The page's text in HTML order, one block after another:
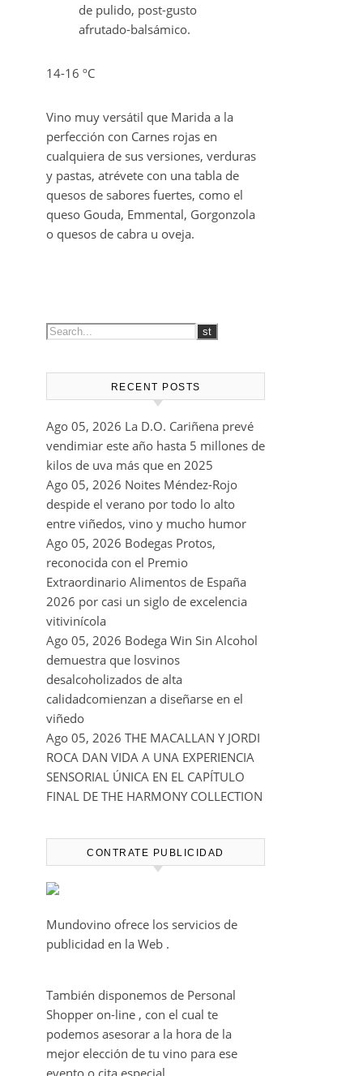
de pulido, post-gusto
afrutado-balsámico.
14-16 ºC
Vino muy versátil que Marida a la
perfección con Carnes rojas en
cualquiera de sus versiones, verduras
y pastas, atrévete con una tabla de
quesos de sabores fuertes, como el
queso Gouda, Emmental, Gorgonzola
o quesos de cabra u oveja.
RECENT POSTS
Ago 05, 2026 La D.O. Cariñena prevé
vendimiar este año hasta 5 millones de
kilos de uva más que en 2025
Ago 05, 2026 Noites Méndez-Rojo
despide el verano por todo lo alto
entre viñedos, vino y mucho humor
Ago 05, 2026 Bodegas Protos,
reconocida con el Premio
Extraordinario Alimentos de España
2026 por casi un siglo de excelencia
vitivinícola
Ago 05, 2026 Bodega Win Sin Alcohol
demuestra que losvinos
desalcoholizados de alta
calidadcomienzan a diseñarse en el
viñedo
Ago 05, 2026 THE MACALLAN Y JORDI
ROCA DAN VIDA A UNA EXPERIENCIA
SENSORIAL ÚNICA EN EL CAPÍTULO
FINAL DE THE HARMONY COLLECTION
CONTRATE PUBLICIDAD
Mundovino ofrece los servicios de
publicidad en la Web .
También disponemos de Personal
Shopper on-line , con el cual te
podemos asesorar a la hora de la
mejor elección de tu vino para ese